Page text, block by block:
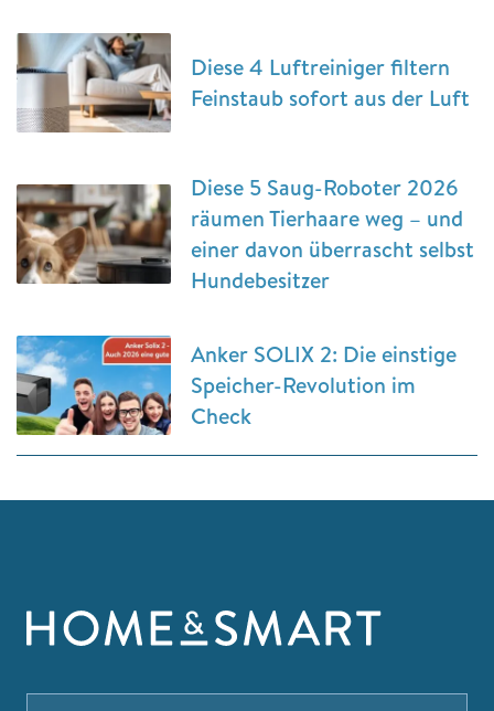
Diese 4 Luftreiniger filtern
Feinstaub sofort aus der Luft
Diese 5 Saug-Roboter 2026
räumen Tierhaare weg – und
einer davon überrascht selbst
Hundebesitzer
Anker SOLIX 2: Die einstige
Speicher-Revolution im
Check